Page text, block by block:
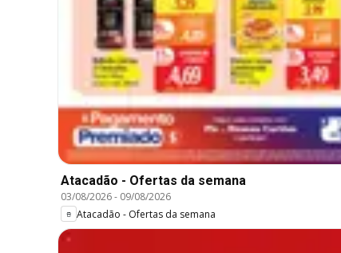
Atacadão - Ofertas da semana
03/08/2026- 09/08/2026
Atacadão - Ofertas da semana